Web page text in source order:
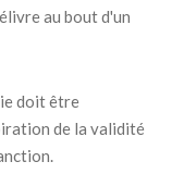
au bout d'un
doit être
de la validité